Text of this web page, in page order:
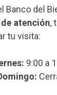
Banco del
atención,
tu visita:
9:00 a